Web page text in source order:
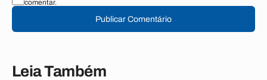
comentar.
Publicar Comentário
Leia Também